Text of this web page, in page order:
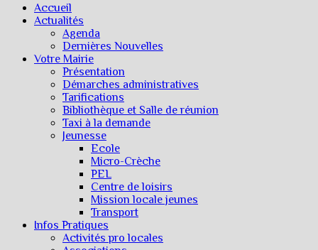
Accueil
Actualités
Agenda
Dernières Nouvelles
Votre Mairie
Présentation
Démarches administratives
Tarifications
Bibliothèque et Salle de réunion
Taxi à la demande
Jeunesse
Ecole
Micro-Crèche
PEL
Centre de loisirs
Mission locale jeunes
Transport
Infos Pratiques
Activités pro locales